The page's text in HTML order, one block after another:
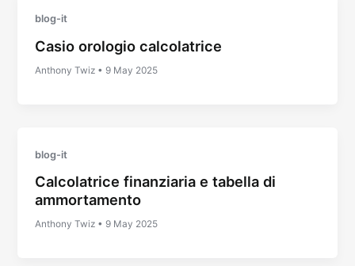
blog-it
Casio orologio calcolatrice
Anthony Twiz •9 May 2025
blog-it
Calcolatrice finanziaria e tabella di
ammortamento
Anthony Twiz •9 May 2025